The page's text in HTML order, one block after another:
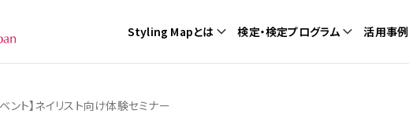
Styling Mapとは 検定・検定プログラム 活用事例
ベント】ネイリスト向け体験セミナー